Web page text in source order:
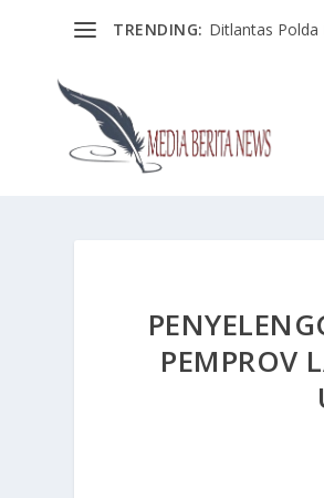
TRENDING: Ditlantas Polda
PEMPROV